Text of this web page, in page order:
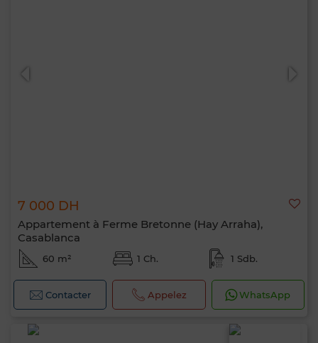
7 000 DH
Appartement à Ferme Bretonne (Hay Arraha),
Casablanca
60 m² 1 Ch. 1 Sdb.
Contacter Appelez WhatsApp